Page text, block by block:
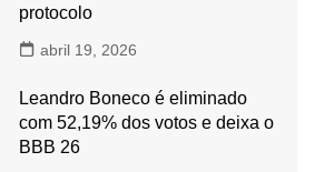
protocolo
abril 19, 2026
Leandro Boneco é eliminado
com 52,19% dos votos e deixa o
BBB 26